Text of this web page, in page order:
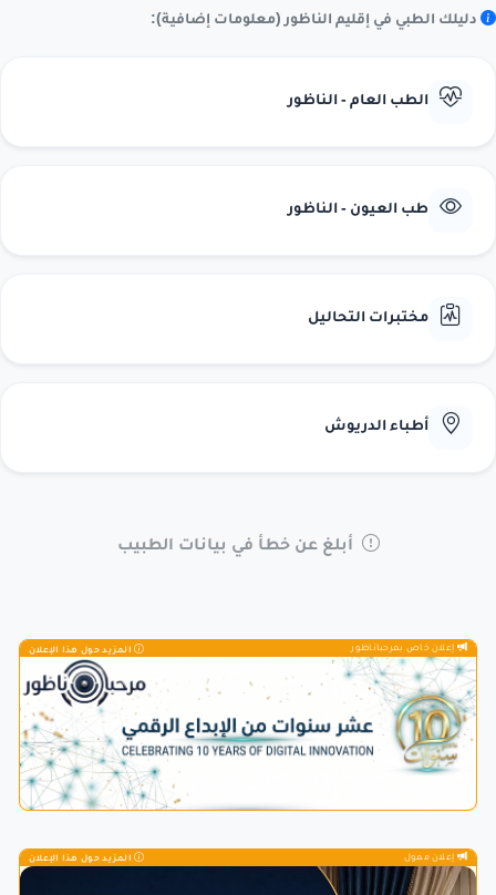
دليلك الطبي في إقليم الناظور (معلومات إضافية):
الطب العام - الناظور
طب العيون - الناظور
مختبرات التحاليل
أطباء الدريوش
أبلغ عن خطأ في بيانات الطبيب
إعلان خاص بمرحباناظور المزيد حول هذا الإعلان
إعلان ممول المزيد حول هذا الإعلان